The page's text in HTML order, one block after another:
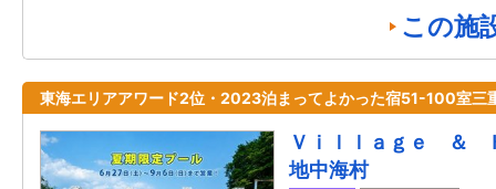
この施
東海エリアアワード2位・2023泊まってよかった宿51-100室三
Ｖｉｌｌａｇｅ ＆
地中海村